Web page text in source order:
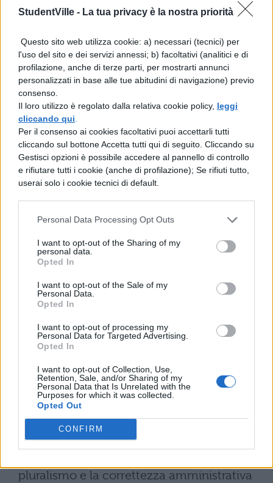
StudentVille - La tua privacy è la nostra priorità
Questo sito web utilizza cookie: a) necessari (tecnici) per
l'uso del sito e dei servizi annessi; b) facoltativi (analitici e di
profilazione, anche di terze parti, per mostrarti annunci
personalizzati in base alle tue abitudini di navigazione) previo
consenso.
Il loro utilizzo è regolato dalla relativa cookie policy, leggi
cliccando qui
Per il consenso ai cookies facoltativi puoi accettarli tutti
cliccando sul bottone Accetta tutti qui di seguito. Cliccando su
Gestisci opzioni è possibile accedere al pannello di controllo
e rifiutare tutti i cookie (anche di profilazione); Se rifiuti tutto,
userai solo i cookie tecnici di default.
Personal Data Processing Opt Outs
I want to opt-out of the Sharing of my
personal data.
Opted In
I want to opt-out of the Sale of my
Personal Data.
Opted In
I want to opt-out of processing my
Personal Data for Targeted Advertising.
Opted In
I want to opt-out of Collection, Use,
Retention, Sale, and/or Sharing of my
Personal Data that Is Unrelated with the
Purposes for which it was collected.
Opted Out
CONFIRM
Ministro Valditara ha incaricato gli uffici
responsabilità dei dirigenti scolastici e dei
docenti coinvolti nei fatti di Emilia-
Romagna e Toscana. L’obiettivo è stabilire
se siano state violate le norme sul
pluralismo educativo e sulla trasparenza
amministrativa.
Qualora le indagini confermassero
infrazioni, saranno adottati provvedimenti
disciplinari nei confronti dei responsabili,
secondo quanto previsto dalle procedure
vigenti.
Gli impatti indicati per la
vita scolastica
Dalle dichiarazioni ministeriali emerge la
didattico neutrale, destinato
esclusivamente alla crescita culturale e allo
sviluppo dello spirito critico individuale
degli alunni. Le verifiche avviate si pongono
pluralismo e la correttezza amministrativa